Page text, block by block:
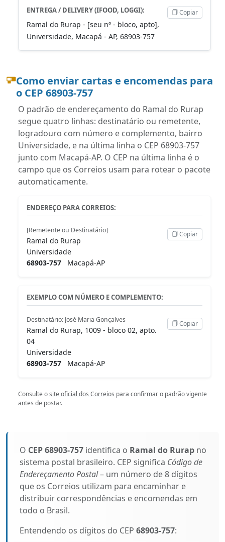
ENTREGA / DELIVERY (IFOOD, LOGGI):
Ramal do Rurap - [seu nº - bloco, apto],
Universidade, Macapá - AP, 68903-757
Copiar
Como enviar cartas e encomendas para
o CEP 68903-757
O padrão de endereçamento do Ramal do Rurap
segue quatro linhas: destinatário ou remetente,
logradouro com número e complemento, bairro
Universidade, e na última linha o CEP 68903-757
junto com Macapá-AP. O CEP na última linha é o
campo que os Correios usam para rotear o pacote
automaticamente.
ENDEREÇO PARA CORREIOS:
[Remetente ou Destinatário]
Ramal do Rurap
Universidade
68903-757 Macapá-AP
Copiar
EXEMPLO COM NÚMERO E COMPLEMENTO:
Destinatário: José Maria Gonçalves
Ramal do Rurap, 1009 - bloco 02, apto.
04
Universidade
68903-757 Macapá-AP
Copiar
Consulte osite oficial dos Correios para confirmar o padrão vigente
antes de postar.
O CEP 68903-757 identifica o Ramal do Rurap no
sistema postal brasileiro. CEP significa Código de
Endereçamento Postal– um número de 8 dígitos
que os Correios utilizam para encaminhar e
distribuir correspondências e encomendas em
todo o Brasil.
Entendendo os dígitos do CEP 68903-757: